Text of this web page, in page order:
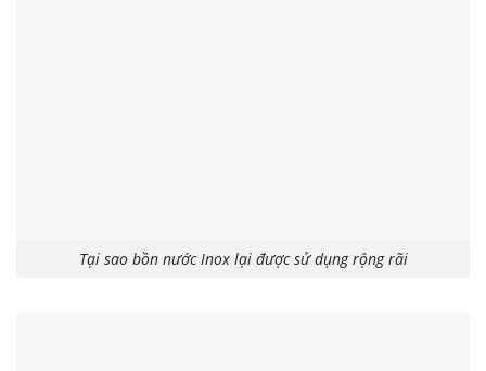
Tại sao bồn nước Inox lại được sử dụng rộng rãi